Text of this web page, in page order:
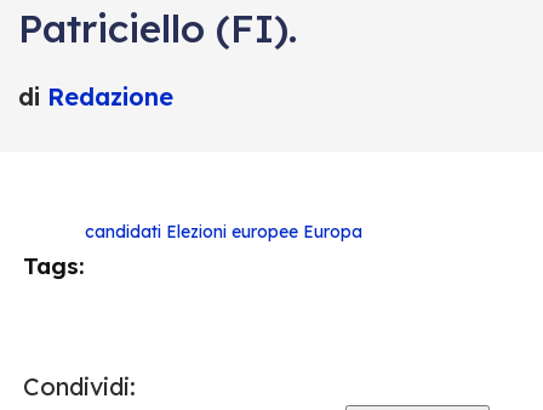
Patriciello (FI).
di Redazione
Tags:
candidati Elezioni europee Europa
Condividi: